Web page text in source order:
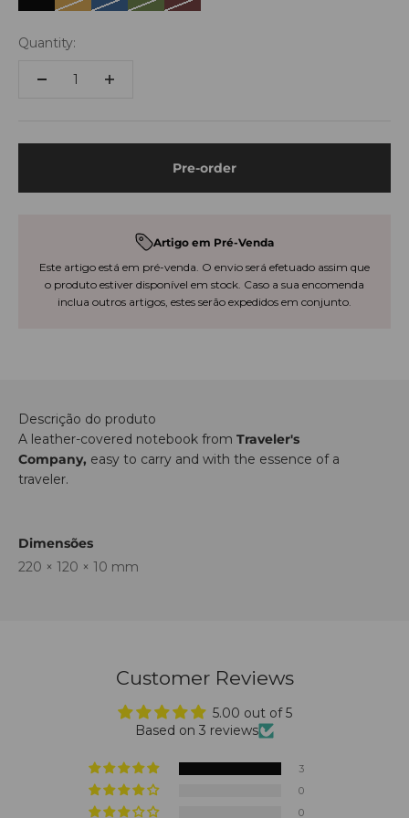
PretoAmarelo Escuro
Azul EscuroVerde Escuro
Castanho
Quantity:
Pre-order
Artigo em Pré-Venda
Este artigo está em pré-venda. O envio será efetuado assim que
o produto estiver disponível em stock. Caso a sua encomenda
inclua outros artigos, estes serão expedidos em conjunto.
Descrição do produto
A leather-covered notebook from Traveler's
Company, easy to carry and with the essence of a
traveler.
Dimensões
220 × 120 × 10 mm
Customer Reviews
5.00 out of 5
Based on 3 reviews
3
0
0